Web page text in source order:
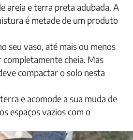
areia e terra preta adubada. A
é metade de um produto
seu vaso, até mais ou menos
completamente cheia. Mas
compactar o solo nesta
e acomode a sua muda de
espaços vazios com o